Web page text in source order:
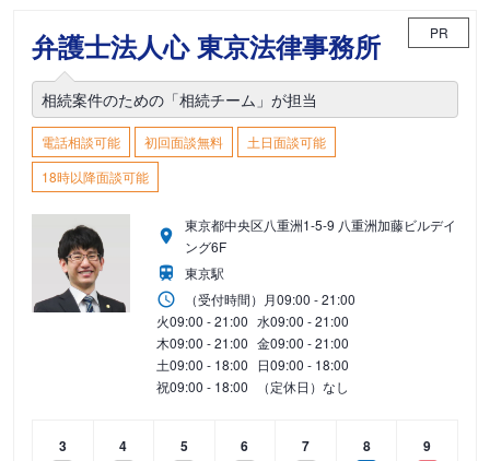
弁護士法人心 東京法律事務所 PR
相続案件のための「相続チーム」が担当
電話相談可能 初回面談無料
土日面談可能
18時以降面談可能
東京都中央区八重洲1-5-9 八重洲加藤ビルデイ
ング6F
東京駅
（受付時間） 月09:00 - 21:00
火09:00 - 21:00 水09:00 - 21:00
木09:00 - 21:00 金09:00 - 21:00
土09:00 - 18:00 日09:00 - 18:00
祝09:00 - 18:00 （定休日）なし
3
4
5
6
7
8
9